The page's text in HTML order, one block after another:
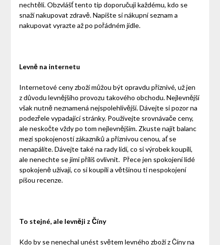
nechtěli. Obzvlášť tento tip doporučuji každému, kdo se
snaží nakupovat zdravě. Napište si nákupní seznam a
nakupovat vyrazte až po pořádném jídle.
Levně na internetu
Internetové ceny zboží můžou být opravdu příznivé, už jen
z důvodu levnějšího provozu takového obchodu. Nejlevnější
však nutně neznamená nejspolehlivější. Dávejte si pozor na
podezřele vypadající stránky. Používejte srovnávače ceny,
ale neskočte vždy po tom nejlevnějším. Zkuste najít balanc
mezi spokojeností zákazníků a příznivou cenou, ať se
nenapálíte. Dávejte také na rady lidí, co si výrobek koupili,
ale nenechte se jimi příliš ovlivnit. Přece jen spokojení lidé
spokojeně užívají, co si koupili a většinou ti nespokojení
píšou recenze.
To stejné, ale levněji z Číny
Kdo by se nenechal unést světem levného zboží z Číny na